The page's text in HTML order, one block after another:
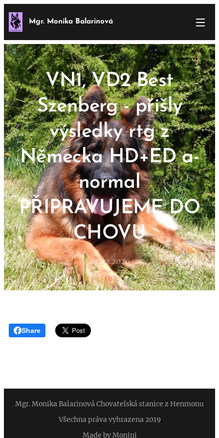
Mgr. Monika Balarinová
VN1, VD2 Best
Szenberg - přišly
výsledky rtg z
Německa HD+ED a-
normal
PŘIPRAVUJEME DO
CHOVU
29.07.2020
Share
Mgr. Monika Balarinová Chovatelská stanice z Henmonu
Všechna práva vyhrazena 2019
Made by Monini